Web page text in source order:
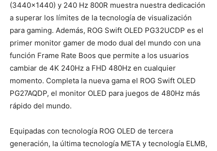
(3440×1440) y 240 Hz 800R muestra nuestra dedicación
a superar los límites de la tecnología de visualización
para gaming. Además, ROG Swift OLED PG32UCDP es el
primer monitor gamer de modo dual del mundo con una
función Frame Rate Boos que permite a los usuarios
cambiar de 4K 240Hz a FHD 480Hz en cualquier
momento. Completa la nueva gama el ROG Swift OLED
PG27AQDP, el monitor OLED para juegos de 480Hz más
rápido del mundo.
Equipadas con tecnología ROG OLED de tercera
generación, la última tecnología META y tecnología ELMB,